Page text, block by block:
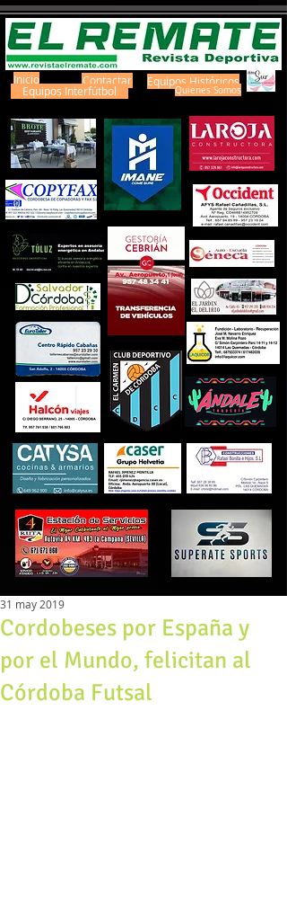
Inicio Contactar
Equipos Interfútbol
Equipos Históricos
Quienes Somos
Cordobeses por España y
por el Mundo, felicitan al
Córdoba Futsal
31 may 2019